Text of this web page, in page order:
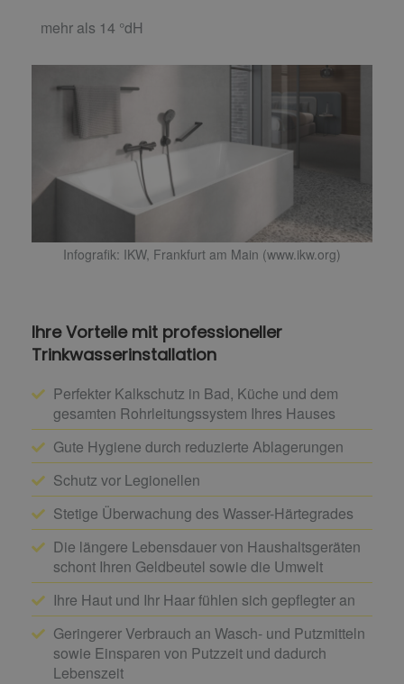
mehr als 14 °dH
Infografik: IKW, Frankfurt am Main (www.ikw.org)
Ihre Vorteile mit professioneller
Trinkwasserinstallation
Perfekter Kalkschutz in Bad, Küche und dem
gesamten Rohrleitungssystem Ihres Hauses
Gute Hygiene durch reduzierte Ablagerungen
Schutz vor Legionellen
Stetige Überwachung des Wasser-Härtegrades
Die längere Lebensdauer von Haushaltsgeräten
schont Ihren Geldbeutel sowie die Umwelt
Ihre Haut und Ihr Haar fühlen sich gepflegter an
Geringerer Verbrauch an Wasch- und Putzmitteln
sowie Einsparen von Putzzeit und dadurch
Lebenszeit